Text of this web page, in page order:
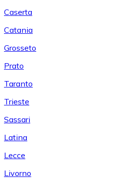
Caserta
Catania
Grosseto
Prato
Taranto
Trieste
Sassari
Latina
Lecce
Livorno